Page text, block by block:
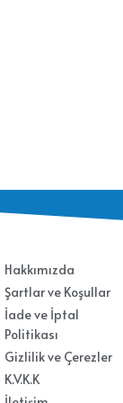
Hakkımızda
Şartlar ve Koşullar
İade ve İptal
Politikası
Gizlilik ve Çerezler
K.V.K.K